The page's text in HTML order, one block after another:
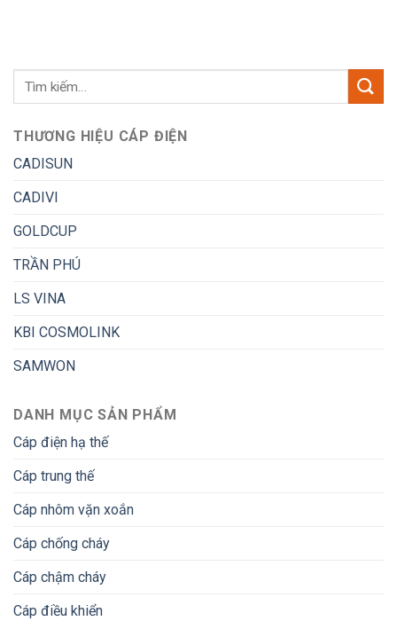
THƯƠNG HIỆU CÁP ĐIỆN
CADISUN
CADIVI
GOLDCUP
TRẦN PHÚ
LS VINA
KBI COSMOLINK
SAMWON
DANH MỤC SẢN PHẨM
Cáp điện hạ thế
Cáp trung thế
Cáp nhôm vặn xoắn
Cáp chống cháy
Cáp chậm cháy
Cáp điều khiển